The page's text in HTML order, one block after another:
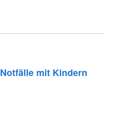
Notfälle mit Kindern